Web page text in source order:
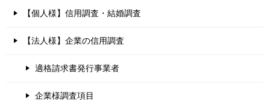
【個人様】信用調査・結婚調査
【法人様】企業の信用調査
適格請求書発行事業者
企業様調査項目